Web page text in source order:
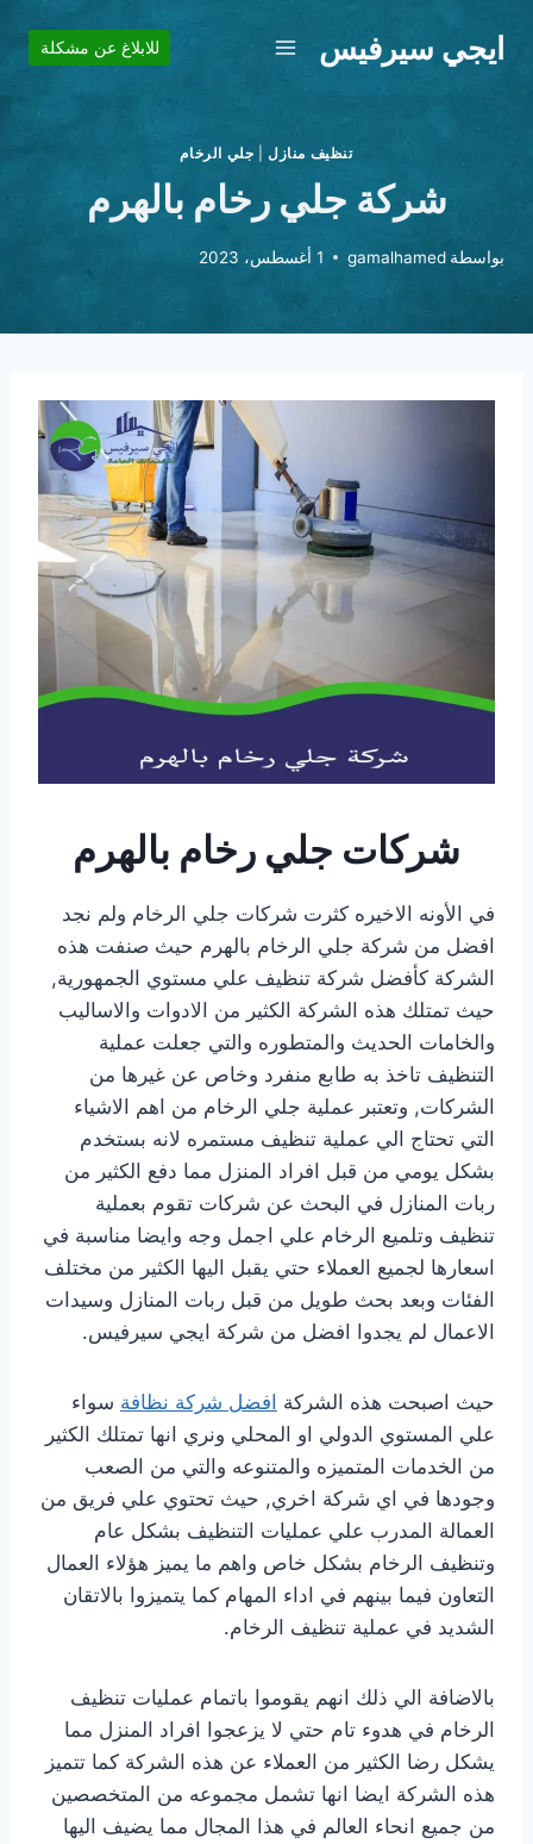
ايجي سيرفيس للابلاغ عن مشكلة
تنظيف منازل| جلي الرخام
شركة جلي رخام بالهرم
بواسطة gamalhamed 1 أغسطس، 2023
شركات جلي رخام بالهرم
في الأونه الاخيره كثرت شركات جلي الرخام ولم نجد
افضل من شركة جلي الرخام بالهرم حيث صنفت هذه
الشركة كأفضل شركة تنظيف علي مستوي الجمهورية,
حيث تمتلك هذه الشركة الكثير من الادوات والاساليب
والخامات الحديث والمتطوره والتي جعلت عملية
التنظيف تاخذ به طابع منفرد وخاص عن غيرها من
الشركات, وتعتبر عملية جلي الرخام من اهم الاشياء
التي تحتاج الي عملية تنظيف مستمره لانه بستخدم
بشكل يومي من قبل افراد المنزل مما دفع الكثير من
ربات المنازل في البحث عن شركات تقوم بعملية
تنظيف وتلميع الرخام علي اجمل وجه وايضا مناسبة في
اسعارها لجميع العملاء حتي يقبل اليها الكثير من مختلف
الفئات وبعد بحث طويل من قبل ربات المنازل وسيدات
الاعمال لم يجدوا افضل من شركة ايجي سيرفيس.
حيث اصبحت هذه الشركة افضل شركة نظافة سواء
علي المستوي الدولي او المحلي ونري انها تمتلك الكثير
من الخدمات المتميزه والمتنوعه والتي من الصعب
وجودها في اي شركة اخري, حيث تحتوي علي فريق من
العمالة المدرب علي عمليات التنظيف بشكل عام
وتنظيف الرخام بشكل خاص واهم ما يميز هؤلاء العمال
التعاون فيما بينهم في اداء المهام كما يتميزوا بالاتقان
الشديد في عملية تنظيف الرخام.
بالاضافة الي ذلك انهم يقوموا باتمام عمليات تنظيف
الرخام في هدوء تام حتي لا يزعجوا افراد المنزل مما
يشكل رضا الكثير من العملاء عن هذه الشركة كما تتميز
هذه الشركة ايضا انها تشمل مجموعه من المتخصصين
من جميع انحاء العالم في هذا المجال مما يضيف اليها